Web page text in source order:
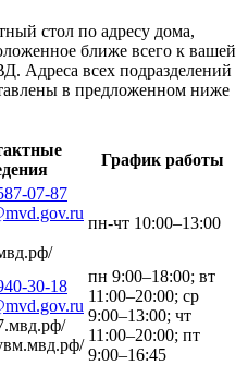
стол по адресу дома,
ближе всего к вашей
Адреса всех подразделений
в предложенном ниже
График работы
07-87
пн-чт 10:00–13:00
30-18
пн 9:00–18:00; вт
11:00–20:00; ср
9:00–13:00; чт
11:00–20:00; пт
9:00–16:45